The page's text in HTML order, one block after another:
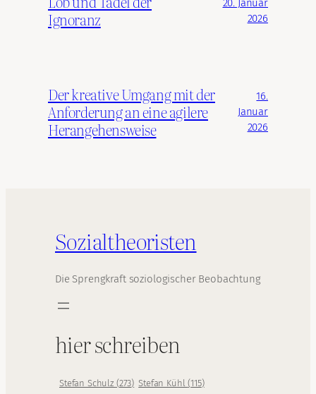
Ignoranz
20. Januar
2026
Der kreative Umgang mit der
Anforderung an eine agilere
Herangehensweise
16.
Januar
2026
Sozialtheoristen
Die Sprengkraft soziologischer Beobachtung
hier schreiben
Stefan Schulz (273) Stefan Kühl(115)